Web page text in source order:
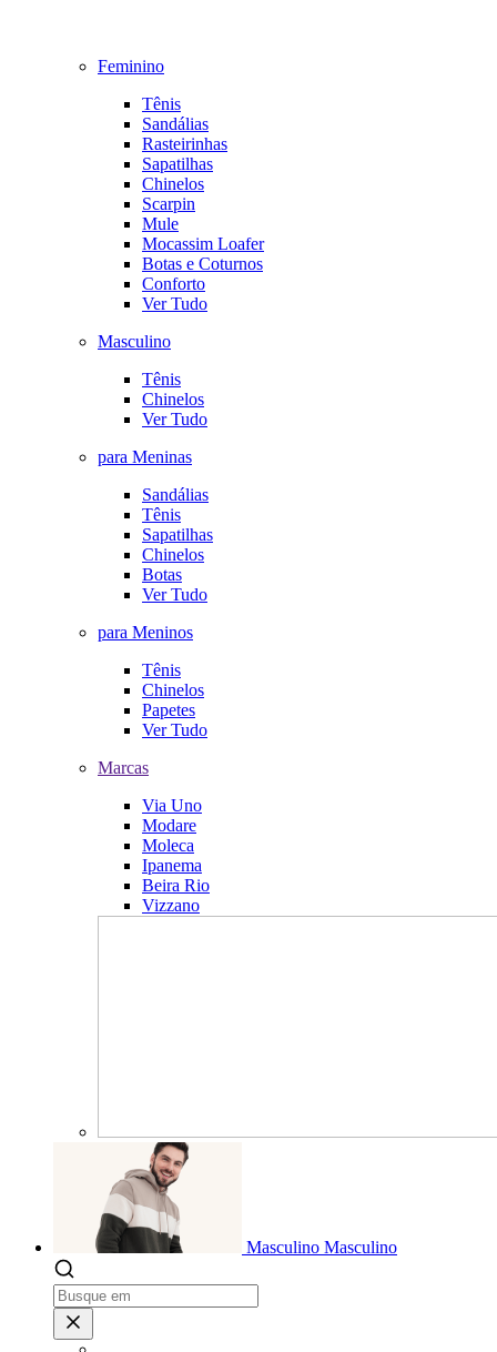
Feminino
Tênis
Sandálias
Rasteirinhas
Sapatilhas
Chinelos
Scarpin
Mule
Mocassim Loafer
Botas e Coturnos
Conforto
Ver Tudo
Masculino
Tênis
Chinelos
Ver Tudo
para Meninas
Sandálias
Tênis
Sapatilhas
Chinelos
Botas
Ver Tudo
para Meninos
Tênis
Chinelos
Papetes
Ver Tudo
Marcas
Via Uno
Modare
Moleca
Ipanema
Beira Rio
Vizzano
Masculino Masculino